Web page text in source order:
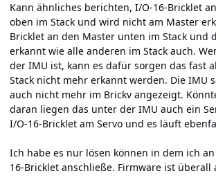
Kann ähnliches berichten, I/O-16-Bricklet
oben im Stack und wird nicht am Master
Bricklet an den Master unten im Stack und
erkannt wie alle anderen im Stack auch.
der IMU ist, kann es dafür sorgen das fast
Stack nicht mehr erkannt werden. Die IMU
auch nicht mehr im Brickv angezeigt.
daran liegen das unter der IMU auch ein
I/O-16-Bricklet am Servo und es läuft
Ich habe es nur lösen können in dem ich
16-Bricklet anschließe. Firmware ist überall